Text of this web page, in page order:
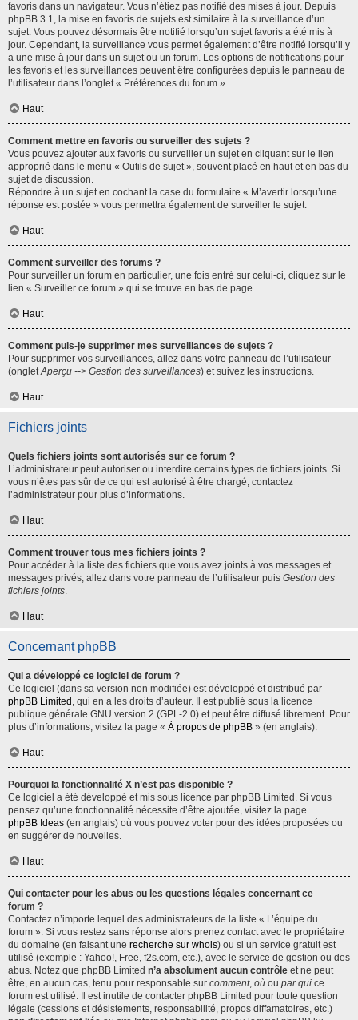
favoris dans un navigateur. Vous n’étiez pas notifié des mises à jour. Depuis
phpBB 3.1, la mise en favoris de sujets est similaire à la surveillance d’un
sujet. Vous pouvez désormais être notifié lorsqu’un sujet favoris a été mis à
jour. Cependant, la surveillance vous permet également d’être notifié lorsqu’il y
a une mise à jour dans un sujet ou un forum. Les options de notifications pour
les favoris et les surveillances peuvent être configurées depuis le panneau de
l’utilisateur dans l’onglet « Préférences du forum ».
Haut
Comment mettre en favoris ou surveiller des sujets ?
Vous pouvez ajouter aux favoris ou surveiller un sujet en cliquant sur le lien
approprié dans le menu « Outils de sujet », souvent placé en haut et en bas du
sujet de discussion.
Répondre à un sujet en cochant la case du formulaire « M’avertir lorsqu’une
réponse est postée » vous permettra également de surveiller le sujet.
Haut
Comment surveiller des forums ?
Pour surveiller un forum en particulier, une fois entré sur celui-ci, cliquez sur le
lien « Surveiller ce forum » qui se trouve en bas de page.
Haut
Comment puis-je supprimer mes surveillances de sujets ?
Pour supprimer vos surveillances, allez dans votre panneau de l’utilisateur
(ongletAperçu --> Gestion des surveillances) et suivez les instructions.
Haut
Fichiers joints
Quels fichiers joints sont autorisés sur ce forum ?
L’administrateur peut autoriser ou interdire certains types de fichiers joints. Si
vous n’êtes pas sûr de ce qui est autorisé à être chargé, contactez
l’administrateur pour plus d’informations.
Haut
Comment trouver tous mes fichiers joints ?
Pour accéder à la liste des fichiers que vous avez joints à vos messages et
messages privés, allez dans votre panneau de l’utilisateur puis Gestion des
fichiers joints.
Haut
Concernant phpBB
Qui a développé ce logiciel de forum ?
Ce logiciel (dans sa version non modifiée) est développé et distribué par
phpBB Limited , qui en a les droits d’auteur. Il est publié sous la licence
publique générale GNU version 2 (GPL-2.0) et peut être diffusé librement. Pour
plus d’informations, visitez la page « À propos de phpBB » (en anglais).
Haut
Pourquoi la fonctionnalité X n’est pas disponible ?
Ce logiciel a été développé et mis sous licence par phpBB Limited. Si vous
pensez qu’une fonctionnalité nécessite d’être ajoutée, visitez la page
phpBB Ideas (en anglais) où vous pouvez voter pour des idées proposées ou
en suggérer de nouvelles.
Haut
Qui contacter pour les abus ou les questions légales concernant ce
forum ?
Contactez n’importe lequel des administrateurs de la liste « L’équipe du
forum ». Si vous restez sans réponse alors prenez contact avec le propriétaire
du domaine (en faisant une recherche sur whois) ou si un service gratuit est
utilisé (exemple : Yahoo!, Free, f2s.com, etc.), avec le service de gestion ou des
abus. Notez que phpBB Limited n’a absolument aucun contrôle et ne peut
être, en aucun cas, tenu pour responsable sur comment, où ou par qui ce
forum est utilisé. Il est inutile de contacter phpBB Limited pour toute question
légale (cessions et désistements, responsabilité, propos diffamatoires, etc.)